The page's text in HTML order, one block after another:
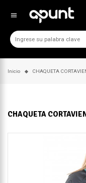
menu
Inicio CHAQUETA
CHAQUETA